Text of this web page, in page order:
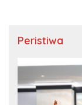
Peristiwa